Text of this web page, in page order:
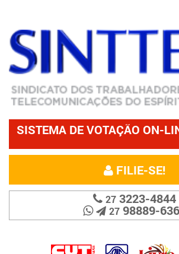
SISTEMA DE VOTAÇÃO ON-
FILIE-SE!
273223-4844
2798889-